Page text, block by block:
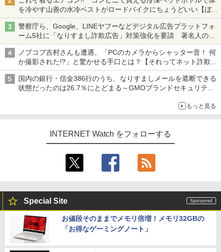
を冷やす山善の水冷ベストがロードバイクにちょうどいい【ぼっ
ち・ざ・ろーど！その14】【空いた時間でなにしてる？】
警察庁ら、Google、LINEヤフーなどデジタル広告プラットフォ
ーム5社に「なりすまし詐欺広告」対策強化を要請 著名人の写
真や映像を使った投資詐欺などへの対策として
ノブコブ吉村さんも遭遇、「PCのカメラからシャッター音！ 何
か撮影された!?」と驚かせる手口とは？【それってネット詐欺で
すよ！】
国内の銀行・信金386行のうち、なりすましメールを遮断できる
状態だったのは26.7％にとどまる～GMOブランドセキュリティ
もっと見る
INTERNET Watch をフォローする
Special Site
お値段そのままでメモリ倍増！メモリ32GBの
「お得なゲーミングノート」